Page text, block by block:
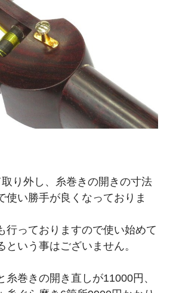
り外し、糸巻きの開きの寸法
使い勝手が良くなっておりま
行っておりますので使い始めて
という事はございません。
糸巻きの開き直しが11000円、